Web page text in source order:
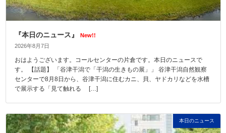
『本日のニュース』
New!!
2026年8月7日
おはようございます。コールセンターの片倉です。本日のニュースで
す。 【話題】 「谷津干潟で「干潟の生きもの展」」 谷津干潟自然観察
センターで8月8日から、谷津干潟に住むカニ、貝、ヤドカリなどを水槽
で展示する「見て触れる […]
本日のニュース